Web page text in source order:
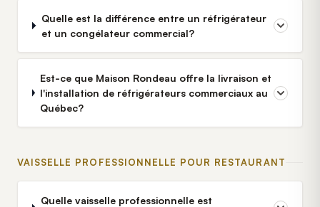
Quelle est la différence entre un réfrigérateur
et un congélateur commercial?
Est-ce que Maison Rondeau offre la livraison et
l'installation de réfrigérateurs commerciaux au
Québec?
VAISSELLE PROFESSIONNELLE POUR RESTAURANT
Quelle vaisselle professionnelle est